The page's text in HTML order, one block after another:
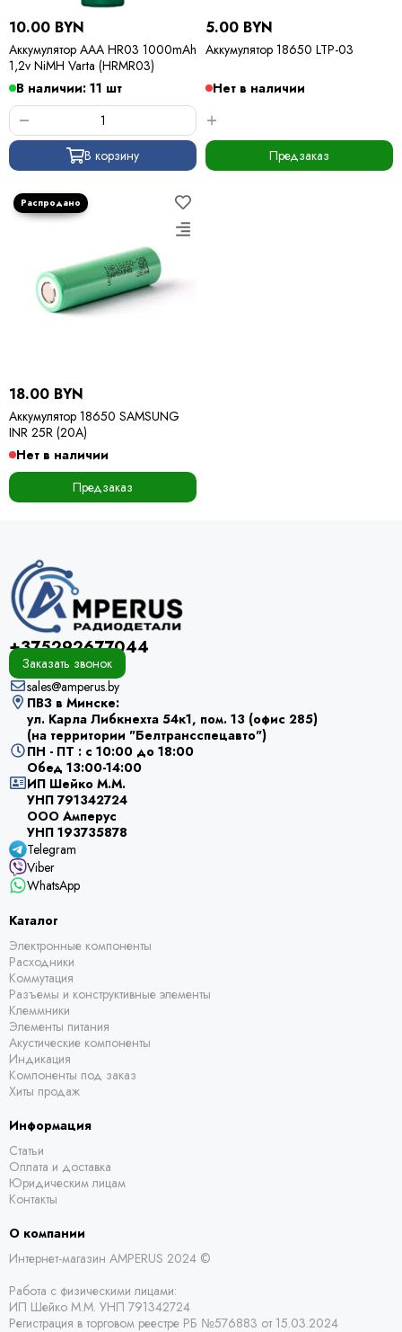
10.00 BYN
Аккумулятор AAA HR03 1000mAh
1,2v NiMH Varta (HRMR03)
В наличии: 11 шт
В корзину
5.00 BYN
Аккумулятор 18650 LTP-03
Нет в наличии
Предзаказ
18.00 BYN
Аккумулятор 18650 SAMSUNG
INR 25R (20А)
Нет в наличии
Предзаказ
+375292677044
Заказать звонок
sales@amperus.by
ПВЗ в Минске:
ул. Карла Либкнехта 54к1, пом. 13 (офис 285)
(на территории "Белтрансспецавто")
ПН - ПТ : с 10:00 до 18:00
Обед 13:00-14:00
ИП Шейко М.М.
УНП 791342724
ООО Амперус
УНП 193735878
Telegram
Viber
WhatsApp
Каталог
Электронные компоненты
Расходники
Коммутация
Разъемы и конструктивные элементы
Клеммники
Элементы питания
Акустические компоненты
Индикация
Компоненты под заказ
Хиты продаж
Информация
Статьи
Оплата и доставка
Юридическим лицам
Контакты
О компании
Интернет-магазин AMPERUS 2024 ©
Работа с физическими лицами:
ИП Шейко М.М. УНП 791342724
Регистрация в торговом реестре РБ №576883 от 15.03.2024